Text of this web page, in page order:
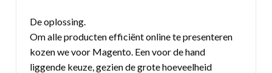
De oplossing.
Om alle producten efficiënt online te presenteren
kozen we voor Magento. Een voor de hand
liggende keuze, gezien de grote hoeveelheid